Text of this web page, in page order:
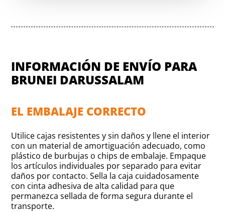
INFORMACIÓN DE ENVÍO PARA
BRUNEI DARUSSALAM
EL EMBALAJE CORRECTO
Utilice cajas resistentes y sin daños y llene el interior
con un material de amortiguación adecuado, como
plástico de burbujas o chips de embalaje. Empaque
los artículos individuales por separado para evitar
daños por contacto. Sella la caja cuidadosamente
con cinta adhesiva de alta calidad para que
permanezca sellada de forma segura durante el
transporte.